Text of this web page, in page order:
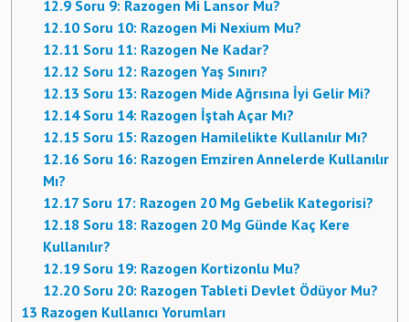
12.9 Soru 9: Razogen Mi Lansor Mu?
12.10 Soru 10: Razogen Mi Nexium Mu?
12.11 Soru 11: Razogen Ne Kadar?
12.12 Soru 12: Razogen Yaş Sınırı?
12.13 Soru 13: Razogen Mide Ağrısına İyi Gelir Mi?
12.14Soru 14: Razogen İştah Açar Mı?
12.15 Soru 15: Razogen Hamilelikte Kullanılır Mı?
12.16 Soru 16: Razogen Emziren Annelerde Kullanılır
Mı?
12.17 Soru 17: Razogen 20 Mg Gebelik Kategorisi?
12.18 Soru 18: Razogen 20 Mg Günde Kaç Kere
Kullanılır?
12.19 Soru 19: Razogen Kortizonlu Mu?
12.20 Soru 20: Razogen Tableti Devlet Ödüyor Mu?
13 Razogen Kullanıcı Yorumları